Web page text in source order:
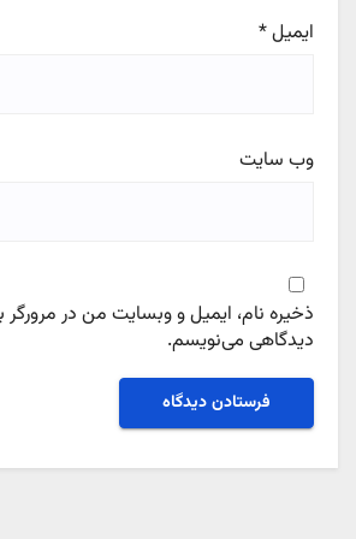
ایمیل*
وب‌ سایت
ذخیره نام، ایمیل و وبسایت من در مرورگر
دیدگاهی می‌نویسم.